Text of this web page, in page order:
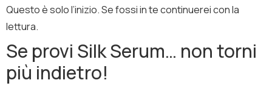
Questo è solo l’inizio. Se fossi in te continuerei con la
lettura.
Se provi Silk Serum… non torni
più indietro!